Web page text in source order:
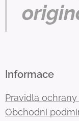
Informace
Pravidla
Obchodní